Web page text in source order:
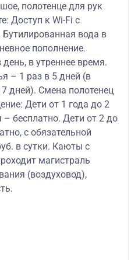
полотенце для рук
Доступ к Wi-Fi с
вода в
пополнение.
в утреннее время.
– 1 раз в 5 дней (в
дней). Смена полотенец
Дети от 1 года до 2
– бесплатно. Дети от 2 до
с обязательной
в сутки. Каюты с
магистраль
(воздуховод),